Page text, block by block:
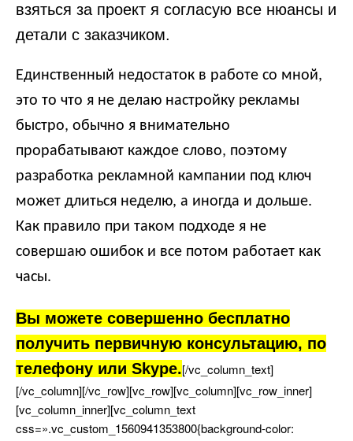
зяться за проект я согласую все нюансы и
детали с заказчиком.
Единственный недостаток в работе со мной,
это то что я не делаю настройку рекламы
ыстро, обычно я внимательно
прорабатывают каждое слово, поэтому
разработка рекламной кампании под ключ
может длиться неделю, а иногда и дольше.
Как правило при таком подходе я не
совершаю ошибок и все потом работает как
часы.
ы можете совершенно бесплатно
получить первичную консультацию, по
телефону или Skype.[/vc_column_text]
[/vc_column][/vc_row][vc_row][vc_column][vc_row_inner]
[vc_column_inner][vc_column_text
css=».vc_custom_1560941353800{background-color: